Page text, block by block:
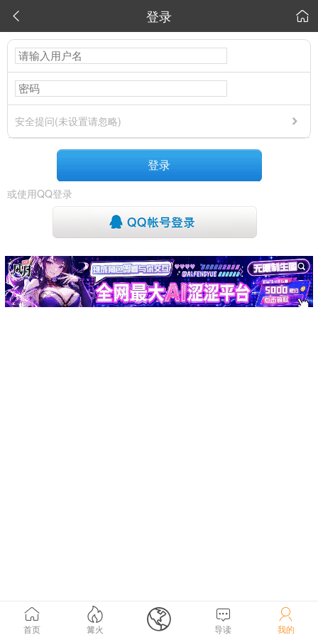
 登录 
安全提问(未设置请忽略)
登录
或使用QQ登录

首页

篝火  
导读

我的